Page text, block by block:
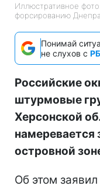
Иллюстративное
форсированию
Понимай
не слухов с
Российские
штурмовые
Херсонской
намеревается
островной
Об этом